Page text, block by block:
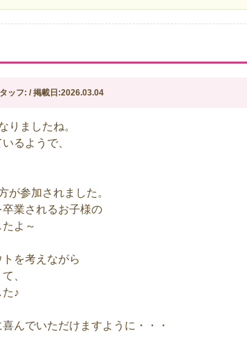
ッフ: / 掲載日:2026.03.04
りましたね。
るようで、
が参加されました。
業されるお子様の
よ～
を考えながら
、
♪
んでいただけますように・・・